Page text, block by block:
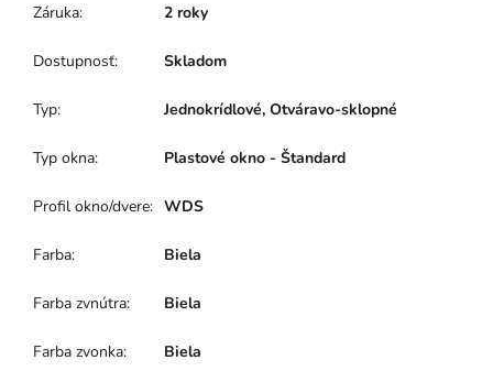
Záruka: 2 roky
Dostupnosť: Skladom
Typ: Jednokrídlové, Otváravo-sklopné
Typ okna: Plastové okno - Štandard
Profil okno/dvere: WDS
Farba: Biela
Farba zvnútra: Biela
Farba zvonka: Biela